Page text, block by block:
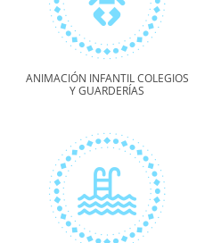
ANIMACIÓN INFANTIL COLEGIOS
Y GUARDERÍAS